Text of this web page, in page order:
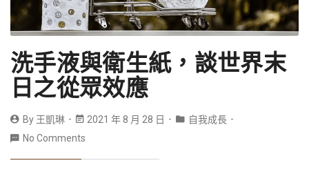
洗手液與衛生紙，談世界末
日之從眾效應
By 王凱琳 2021 年 8 月 28 日
自我成長
No Comments